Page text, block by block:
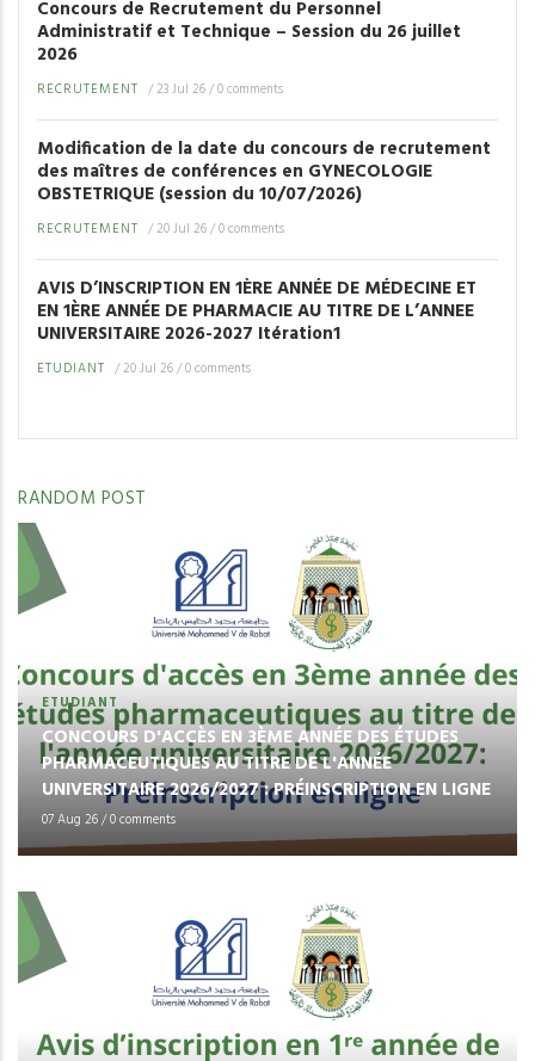
Concours de Recrutement du Personnel
Administratif et Technique – Session du 26 juillet
2026
RECRUTEMENT /23 Jul 26/0 comments
Modification de la date du concours de recrutement
des maîtres de conférences en GYNECOLOGIE
OBSTETRIQUE (session du 10/07/2026)
RECRUTEMENT /20 Jul 26/0 comments
AVIS D’INSCRIPTION EN 1ÈRE ANNÉE DE MÉDECINE ET
EN 1ÈRE ANNÉE DE PHARMACIE AU TITRE DE L’ANNEE
UNIVERSITAIRE 2026-2027 Itération1
ETUDIANT /20 Jul 26/0 comments
RANDOM POST
ETUDIANT
CONCOURS D'ACCÈS EN 3ÈME ANNÉE DES ÉTUDES
PHARMACEUTIQUES AU TITRE DE L'ANNÉE
UNIVERSITAIRE 2026/2027 : PRÉINSCRIPTION EN LIGNE
07 Aug 26/0 comments